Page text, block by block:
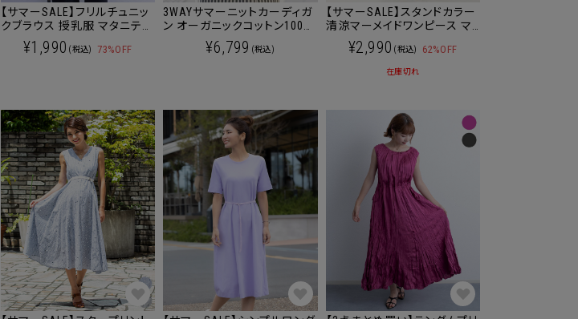
【サマーSALE】フリルチュニッ
クブラウス 授乳服 マタニティ
産後も使える
¥1,990 (税込) 73%OFF
3WAYサマーニットカーディガ
ン オーガニックコットン100％
ニット マタニティウェア/授乳
¥6,799 (税込)
【サマーSALE】スタンドカラー
清涼マーメイドワンピース マ
タニティ 授乳服 産後も使え
¥2,990 (税込) 62%OFF
在庫切れ